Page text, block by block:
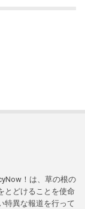
！は、草の根の
とどけることを使命
特異な報道を行って